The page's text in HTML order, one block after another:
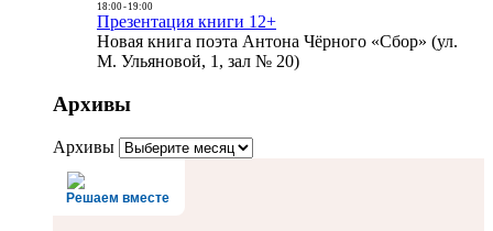
18:00- 19:00
Презентация книги 12+
Новая книга поэта Антона Чёрного «Сбор» (ул.
М. Ульяновой, 1, зал № 20)
Архивы
Архивы
Решаем вместе